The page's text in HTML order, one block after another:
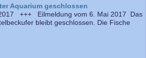
Aquarium geschlossen
+++ Eilmeldung vom 6. Mai 2017 Das
bleibt geschlossen. Die Fische